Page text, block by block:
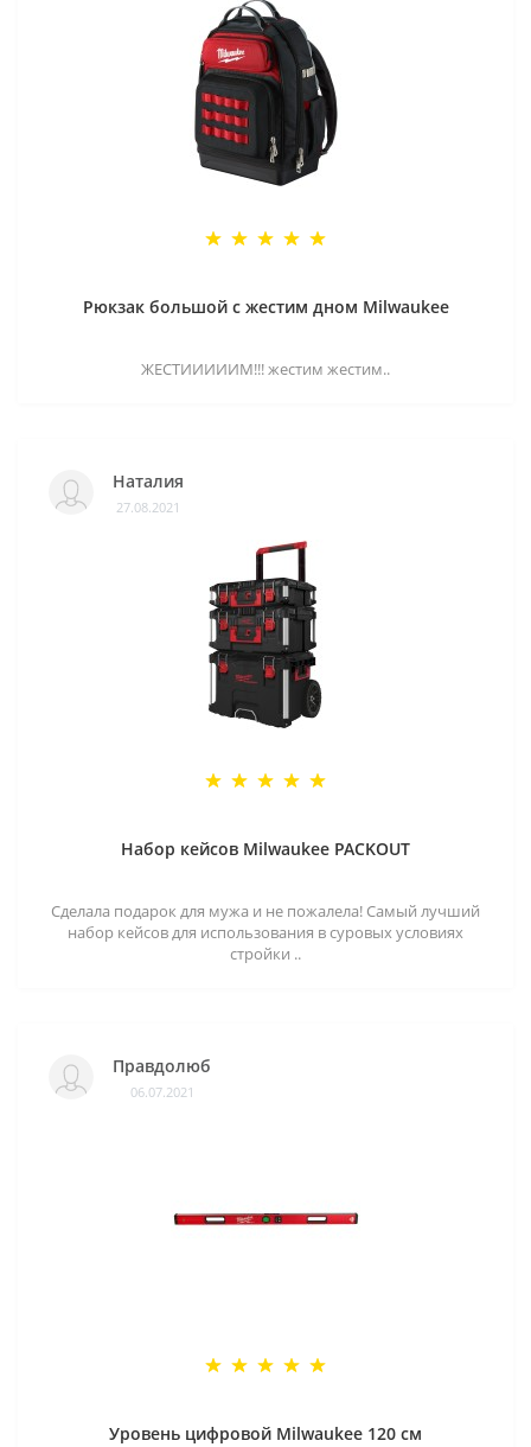
Рюкзак большой с жестим дном Milwaukee
ЖЕСТИИИИИМ!!! жестим жестим..
Наталия
27.08.2021
Набор кейсов Milwaukee PACKOUT
Сделала подарок для мужа и не пожалела! Самый лучший
набор кейсов для использования в суровых условиях
стройки ..
Правдолюб
06.07.2021
Уровень цифровой Milwaukee 120 см